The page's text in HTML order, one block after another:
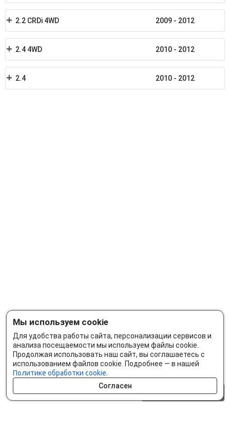
2.2 CRDi 4WD 2009 - 2012
2.4 4WD 2010 - 2012
2.4 2010 - 2012
Мы используем cookie
Для удобства работы сайта, персонализации сервисов и
анализа посещаемости мы используем файлы cookie.
Продолжая использовать наш сайт, вы соглашаетесь с
использованием файлов cookie. Подробнее — в нашей
Политике обработки cookie.
Согласен